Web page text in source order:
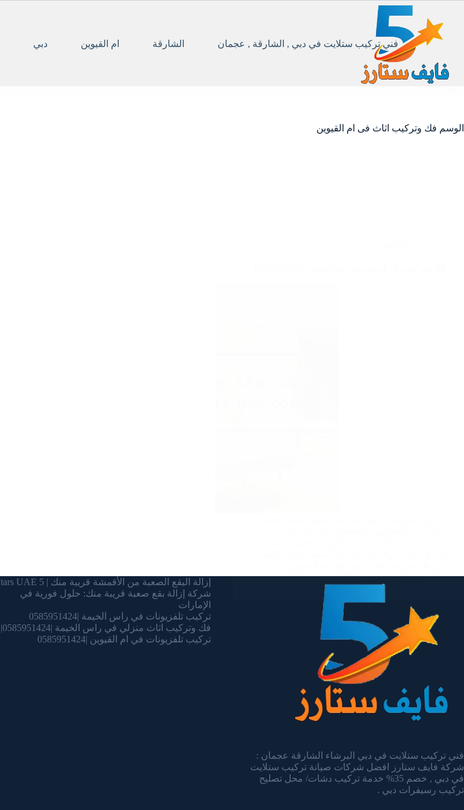
المحتوى
فني تركيب ستلايت في دبي , الشارقة , عجمان
الشارقة ام القيوين دبي
الوسم فك وتركيب اثاث فى ام القيوين
admin
يناير 13, 2025
فني تركيب ستلايت في دبي البرشاء الشارقة عجمان :
شركة فايف ستارز افضل شركات صيانة تركيب ستلايت
في دبي , خصم 35% خدمة تركيب دشات/ محل تصليح
تركيب رسيفرات دبي .
إزالة البقع الصعبة من الأقمشة قريبة منك | 5 Stars UAE
شركة إزالة بقع صعبة قريبة منك: حلول فورية في
الإمارات
تركيب تلفزيونات في راس الخيمة |0585951424
فك وتركيب اثاث منزلي في راس الخيمة |0585951424|
تركيب تلفزيونات في ام القيوين |0585951424